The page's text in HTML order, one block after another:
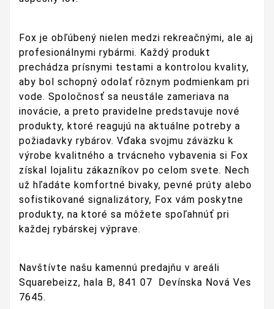
Fox je obľúbený nielen medzi rekreačnými, ale aj
profesionálnymi rybármi. Každý produkt
prechádza prísnymi testami a kontrolou kvality,
aby bol schopný odolať rôznym podmienkam pri
vode. Spoločnosť sa neustále zameriava na
inovácie, a preto pravidelne predstavuje nové
produkty, ktoré reagujú na aktuálne potreby a
požiadavky rybárov. Vďaka svojmu záväzku k
výrobe kvalitného a trvácneho vybavenia si Fox
získal lojalitu zákazníkov po celom svete. Nech
už hľadáte komfortné bivaky, pevné prúty alebo
sofistikované signalizátory, Fox vám poskytne
produkty, na ktoré sa môžete spoľahnúť pri
každej rybárskej výprave.
Navštívte našu kamennú predajňu v areáli
Squarebeizz, hala B, 841 07 Devínska Nová Ves
7645.